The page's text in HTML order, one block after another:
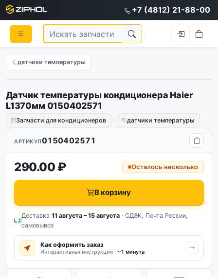
+7 (4812) 21-88-00
датчики температуры
Оригинал
Датчик температуры кондиционера Haier
L1370мм 0150402571
Запчасти для кондиционеров датчики температуры
АРТИКУЛ0150402571
290.00 ₽ Осталось несколько
В корзину
Доставка 11 августа – 15 августа · СДЭК, Почта России,
самовывоз
Как оформить заказ
Интерактивная инструкция · ~1 минута